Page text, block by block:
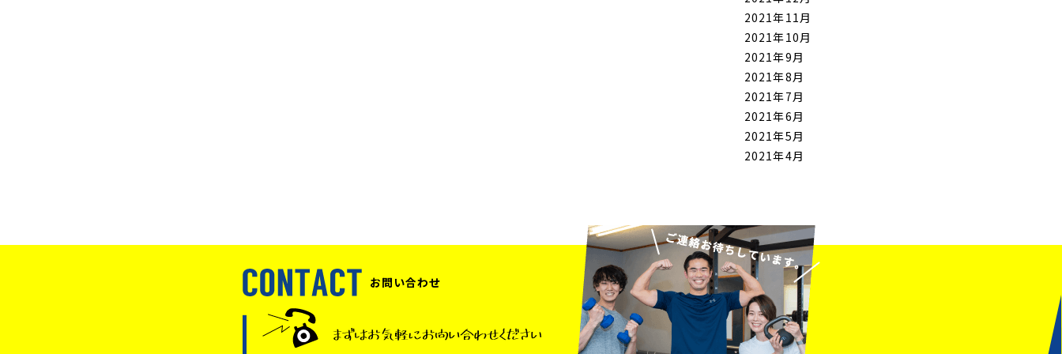
2021年11月
2021年10月
2021年9月
2021年8月
2021年7月
2021年6月
2021年5月
2021年4月
お問い合わせ